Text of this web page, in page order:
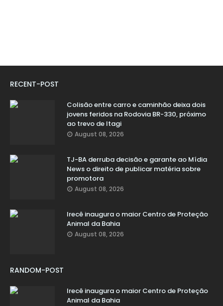
RECENT-POST
Colisão entre carro e caminhão deixa dois
jovens feridos na Rodovia BR-330, próximo
ao trevo de Itagi
August 08, 2026
TJ-BA derruba decisão e garante ao Mídia
News o direito de publicar matéria sobre
promotora
August 08, 2026
Irecê inaugura o maior Centro de Proteção
Animal da Bahia
August 08, 2026
RANDOM-POST
Irecê inaugura o maior Centro de Proteção
Animal da Bahia